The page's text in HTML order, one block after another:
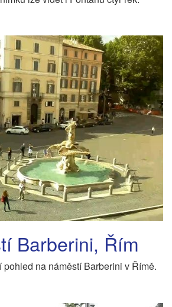
Barberini, Řím
na náměstí Barberini v Římě.